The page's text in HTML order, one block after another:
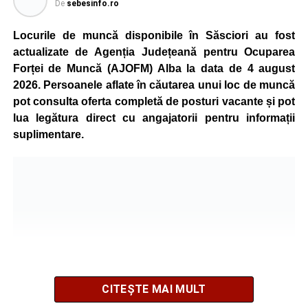
Kronospan se numără printre cei mai mari consumatori de
energie electrică din România. O parte din necesarul
energetic este acoperită prin producția proprie de energie,
realizată cu ajutorul panourilor fotovoltaice și al unităților
de cogenerare.
Reprezentanții companiei afirmă că vor continua
colaborarea cu autoritățile și operatorii din domeniul
energetic pentru a contribui la depășirea perioadei dificile
Ultimele știri din Sebeș
De sebesinfo.ro
Locurile de muncă disponibile în Săsciori au fost
actualizate de Agenția Județeană pentru Ocuparea
Forței de Muncă (AJOFM) Alba la data de 4 august
2026. Persoanele aflate în căutarea unui loc de muncă
pot consulta oferta completă de posturi vacante și pot
lua legătura direct cu angajatorii pentru informații
suplimentare.
CITEȘTE MAI MULT